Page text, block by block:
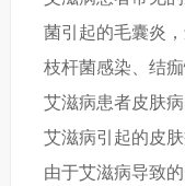
菌引起的毛囊炎
枝杆菌感染、结
艾滋病患者皮肤
艾滋病引起的皮
由于艾滋病导致